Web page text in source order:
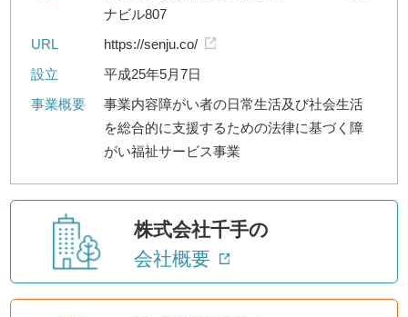
ナビル807
URL
https://senju.co/
設立
平成25年5月7日
事業概要
事業内容障がい者の日常生活及び社会生活
を総合的に支援するための法律に基づく障
がい福祉サービス事業
株式会社千手の
会社概要